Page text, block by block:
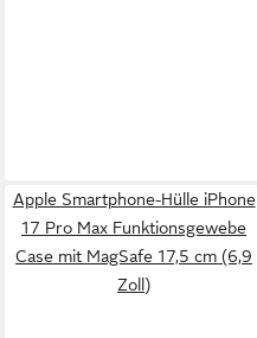
Apple Smartphone-Hülle iPhone
17 Pro Max Funktionsgewebe
Case mit MagSafe 17,5 cm (6,9
Zoll)